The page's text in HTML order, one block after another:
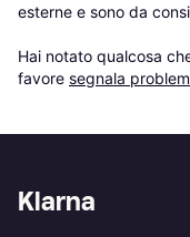
esterne e sono da
Hai notato qualcosa
favore segnala
Klarna